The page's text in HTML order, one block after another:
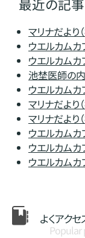
最近の記事
マリナだより
ウエルカム
ウエルカム
池埜医師の
ウエルカム
マリナだより
マリナだより
ウエルカム
ウエルカム
ウエルカム
よくアク
Popular